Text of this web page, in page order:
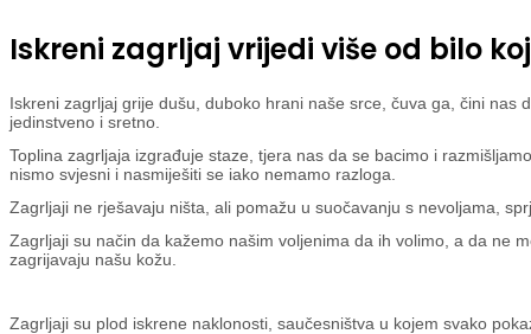
Iskreni zagrljaj vrijedi više od bilo
Iskreni zagrljaj grije dušu, duboko hrani naše srce, čuva ga, čini
jedinstveno i sretno.
Toplina zagrljaja izgrađuje staze, tjera nas da se bacimo i
nismo svjesni i nasmiješiti se iako nemamo razloga.
Zagrljaji ne rješavaju ništa, ali pomažu u suočavanju s nevoljama,
Zagrljaji su način da kažemo našim voljenima da ih volimo, a da ne
zagrijavaju našu kožu.
Zagrljaji su plod iskrene naklonosti, saučesništva u kojem svako